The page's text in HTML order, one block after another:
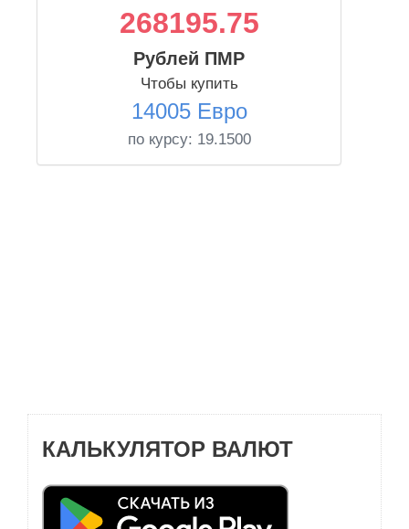
268195.75
Рублей ПМР
Чтобы купить
14005 Евро
по курсу: 19.1500
КАЛЬКУЛЯТОР ВАЛЮТ